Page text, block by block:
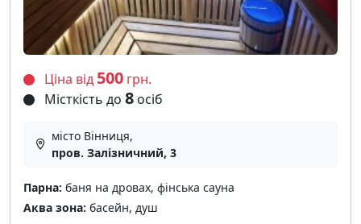
Ціна від 500 грн.
Місткість до 8 осіб
місто Вінниця,
пров. Залізничний, 3
Парна: баня на дровах, фінська сауна
Аква зона: басейн, душ